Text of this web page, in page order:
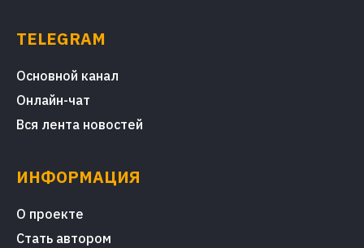
TELEGRAM
Основной канал
Онлайн-чат
Вся лента новостей
ИНФОРМАЦИЯ
О проекте
Стать автором